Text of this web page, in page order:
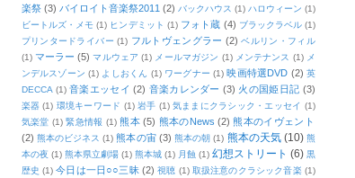
楽祭 (3) バイロイト音楽祭2011 (2) バックハウス (1) ハロウィーン (1)
ビートルズ・メモ (1) ヒンデミット (1) フォト蔵 (4) ブラックラベル (1)
プリンタードライバー (1) フルトヴェングラー (2) ベルリン・フィル
(1) マーラー (5) マルウェア (1) メールマガジン (1) メンテナンス (1) メ
ンデルスゾーン (1) よしおくん (1) ワーグナー (1) 映画特選DVD (2) 英
DECCA (1) 音楽エッセイ (2) 音楽カレンダー (3) 火の国姫日記 (3)
楽器 (1) 環境キーワード (1) 岩手 (1) 気ままにクラシック・エッセイ (1)
気楽堂 (1) 緊急情報 (1) 熊本 (5) 熊本のNews (2) 熊本のイヴェント
(2) 熊本のビジネス (1) 熊本の宙 (3) 熊本の朝 (1) 熊本の天気 (10) 熊
本の夜 (1) 熊本県立劇場 (1) 熊本城 (1) 月蝕 (1) 幻想ストリート (6) 黒
歴史 (1) 今日は一日○○三昧 (2) 視聴 (1) 取扱注意のクラシック音楽 (1)